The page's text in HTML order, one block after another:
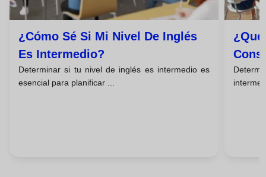
¿cómo Sé Si Mi Nivel De Inglés
Es Intermedio?
Determinar si tu nivel de inglés es intermedio es
esencial para planificar ...
¿qué